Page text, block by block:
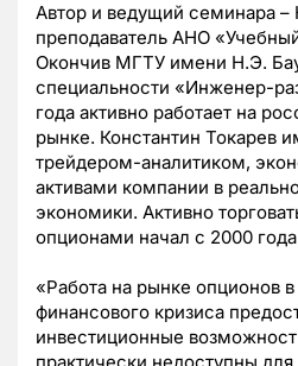
Автор и ведущий семинара –
преподаватель АНО
Окончив МГТУ имени Н.Э.
специальности «Инженер-
года активно работает на
рынке. Константин Токарев
трейдером-аналитиком,
активами компании в
экономики. Активно
опционами начал с 2000
«Работа на рынке опционов
финансового кризиса
инвестиционные